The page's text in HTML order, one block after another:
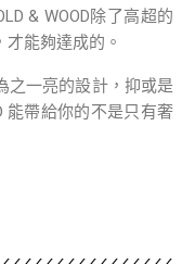
& WOOD除了高超的
能夠達成的。
之一亮的設計，抑或是
能帶給你的不是只有奢